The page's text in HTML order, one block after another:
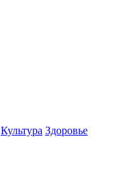
Культура Здоровье